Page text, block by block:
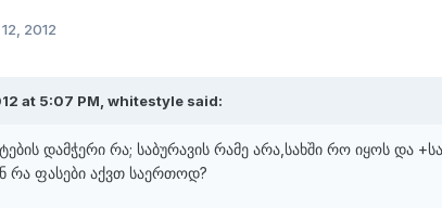
2012
at 5:07 PM, whitestyle said:
დამჭერი რა; საბურავის რამე არა,სახში რო იყოს და
რა ფასები აქვთ საერთოდ?